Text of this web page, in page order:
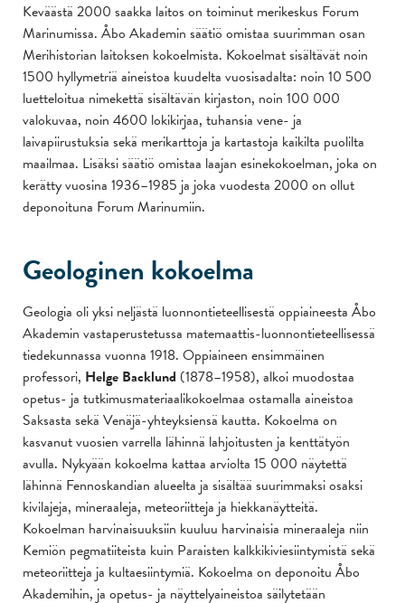
Keväästä 2000 saakka laitos on toiminut merikeskus Forum
Marinumissa. Åbo Akademin säätiö omistaa suurimman osan
Merihistorian laitoksen kokoelmista. Kokoelmat sisältävät noin
1500 hyllymetriä aineistoa kuudelta vuosisadalta: noin 10 500
luetteloitua nimekettä sisältävän kirjaston, noin 100 000
valokuvaa, noin 4600 lokikirjaa, tuhansia vene- ja
laivapiirustuksia sekä merikarttoja ja kartastoja kaikilta puolilta
maailmaa. Lisäksi säätiö omistaa laajan esinekokoelman, joka on
kerätty vuosina 1936–1985 ja joka vuodesta 2000 on ollut
deponoituna Forum Marinumiin.
Geologinen kokoelma
Geologia oli yksi neljästä luonnontieteellisestä oppiaineesta Åbo
Akademin vastaperustetussa matemaattis-luonnontieteellisessä
tiedekunnassa vuonna 1918. Oppiaineen ensimmäinen
professori, Helge Backlund (1878–1958), alkoi muodostaa
opetus- ja tutkimusmateriaalikokoelmaa ostamalla aineistoa
Saksasta sekä Venäjä-yhteyksiensä kautta. Kokoelma on
kasvanut vuosien varrella lähinnä lahjoitusten ja kenttätyön
avulla. Nykyään kokoelma kattaa arviolta 15 000 näytettä
lähinnä Fennoskandian alueelta ja sisältää suurimmaksi osaksi
kivilajeja, mineraaleja, meteoriitteja ja hiekkanäytteitä.
Kokoelman harvinaisuuksiin kuuluu harvinaisia mineraaleja niin
Kemiön pegmatiiteista kuin Paraisten kalkkikiviesiintymistä sekä
meteoriitteja ja kultaesiintymiä. Kokoelma on deponoitu Åbo
Akademihin, ja opetus- ja näyttelyaineistoa säilytetään